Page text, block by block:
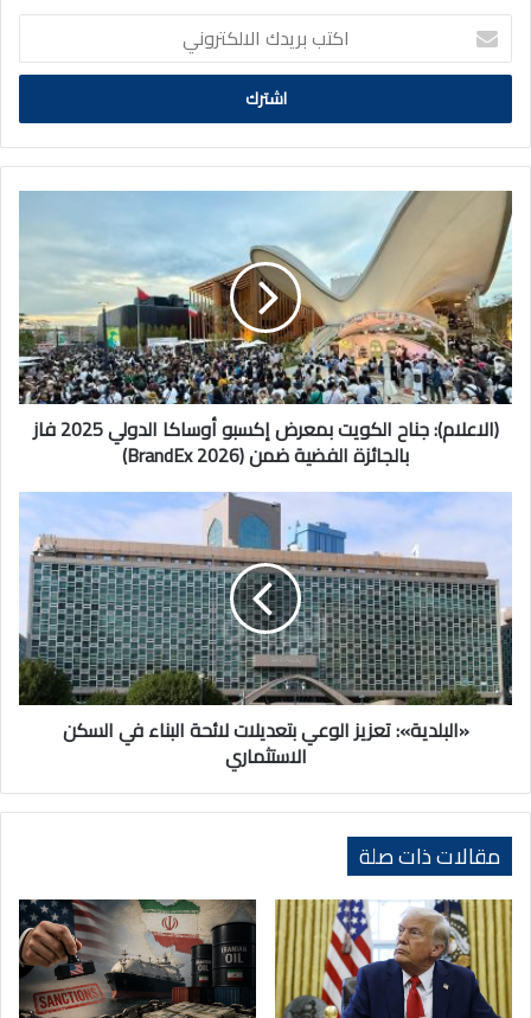
اكتب
بريدك
الالكتروني
(الاعلام):
جناح
الكويت
بمعرض
إكسبو
أوساكا
الدولي
2025
فاز
بالجائزة
(BrandEx
(الاعلام): جناح الكويت بمعرض إكسبو أوساكا الدولي 2025 فاز
بالجائزة الفضية ضمن (BrandEx 2026)
«البلدية»:
بتعديلات
لائحة
البناء
في
السكن
الاستثماري
«البلدية»: تعزيز الوعي بتعديلات لائحة البناء في السكن
الاستثماري
مقالات ذات صلة